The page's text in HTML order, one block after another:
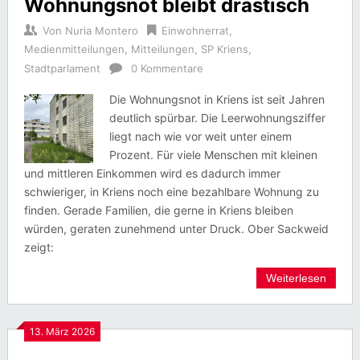
Wohnungsnot bleibt drastisch
Von Nuria Montero Einwohnerrat
Medienmitteilungen
Mitteilungen SP Kriens
Stadtparlament
0 Kommentare
Die Wohnungsnot in Kriens ist seit Jahren
deutlich spürbar. Die Leerwohnungsziffer
liegt nach wie vor weit unter einem
Prozent. Für viele Menschen mit kleinen
und mittleren Einkommen wird es dadurch immer
schwieriger, in Kriens noch eine bezahlbare Wohnung zu
finden. Gerade Familien, die gerne in Kriens bleiben
würden, geraten zunehmend unter Druck. Ober Sackweid
zeigt:
Weiterlesen
13. März 2026